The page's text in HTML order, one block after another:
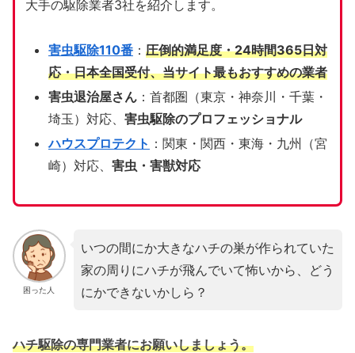
大手の駆除業者3社を紹介します。
害虫駆除110番： 圧倒的満足度・24時間365日対
応・日本全国受付、当サイト最もおすすめの業者
害虫退治屋さん：首都圏（東京・神奈川・千葉・
埼玉）対応、 害虫駆除のプロフェッショナル
ハウスプロテクト ：関東・関西・東海・九州（宮
崎）対応、 害虫・害獣対応
困った人
いつの間にか大きなハチの巣が作られていた
家の周りにハチが飛んでいて怖いから、どう
にかできないかしら？
ハチ駆除の専門業者にお願いしましょう。